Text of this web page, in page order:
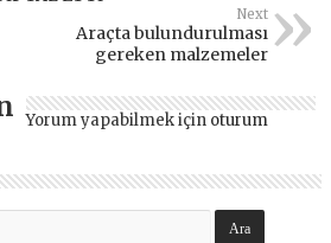
Next
Araçta bulundurulması
gereken malzemeler
Yorum yapabilmek için oturum